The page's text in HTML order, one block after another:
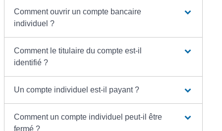
Comment ouvrir un compte bancaire
individuel ?
Comment le titulaire du compte est-il
identifié ?
Un compte individuel est-il payant ?
Comment un compte individuel peut-il être
fermé ?